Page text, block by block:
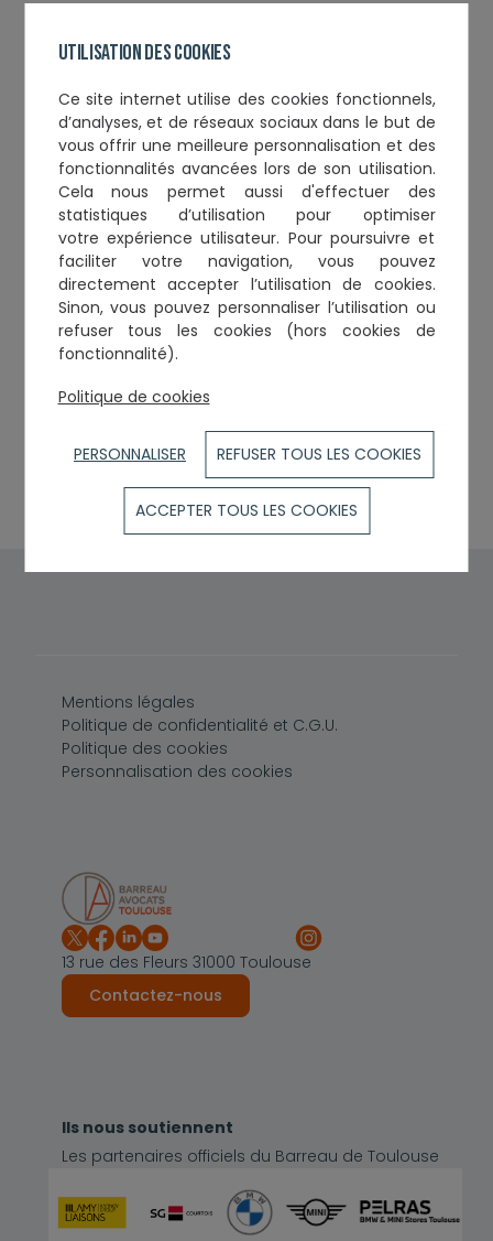
Utilisation des cookies
Ce site internet utilise des cookies fonctionnels,
d’analyses, et de réseaux sociauxdans le but de
vous offrir une meilleure personnalisation et des
fonctionnalités avancées lors de son utilisation.
Cela nous permet aussi d'effectuerdes
statistiques d’utilisationpour optimiser
votre expérience utilisateur. Pour poursuivre et
faciliter votre navigation, vous pouvez
directement accepter l’utilisation de cookies.
Sinon, vous pouvez personnaliser l’utilisation ou
refuser tous les cookies (hors cookies de
fonctionnalité).
Politique de cookies
PERSONNALISER REFUSER TOUS LES COOKIES
ACCEPTER TOUS LES COOKIES
Toque :148
Anglais
Spécialisations
Droit de la famille, des personnes et de leur patrimoine
Droit du dommage corporel
Cabinets et établissements
SCP FOSSAT-GLOCK
32, grande rue Saint-Michel
31400
Tél. :0561526433
Fax :0561521828
contact@scp-fossatglock.net
13 rue des Fleurs 31000 Toulouse
Contactez-nous
Ils nous soutiennent
Les partenaires officiels du Barreau de Toulouse
Pied de page
Mentions légales
Politique de confidentialité et C.G.U.
Politique des cookies
Personnalisation des cookies